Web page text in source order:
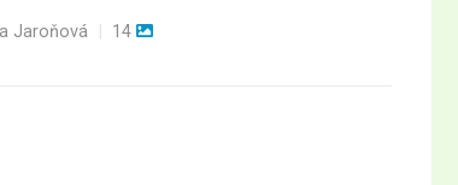
Jaroňová 14